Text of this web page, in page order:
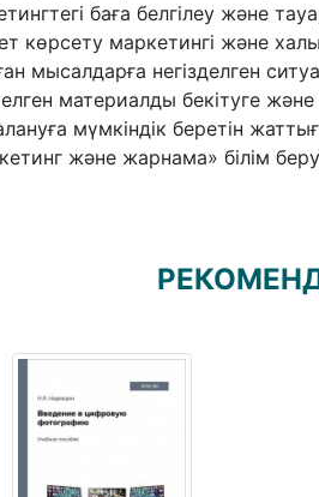
баға белгілеу және
көрсету маркетингі және
мысалдарға негізделген
материалды бекітуге
мүмкіндік беретін
және жарнама» білім